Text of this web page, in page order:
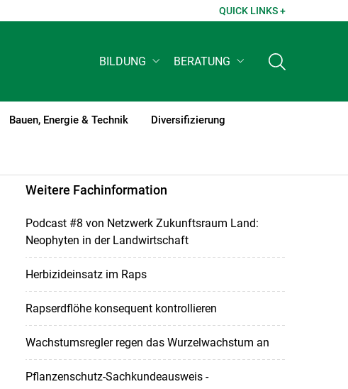
QUICK LINKS +
BILDUNG BERATUNG
Bauen, Energie & Technik Diversifizierung
Weitere Fachinformation
Podcast #8 von Netzwerk Zukunftsraum Land:
Neophyten in der Landwirtschaft
Herbizideinsatz im Raps
Rapserdflöhe konsequent kontrollieren
Wachstumsregler regen das Wurzelwachstum an
Pflanzenschutz-Sachkundeausweis -